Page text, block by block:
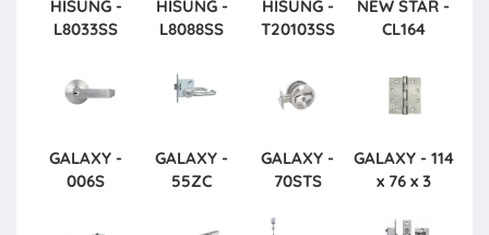
HISUNG -
L8033SS
HISUNG -
L8088SS
HISUNG -
T20103SS
NEW STAR -
CL164
GALAXY -
006S
GALAXY -
55ZC
GALAXY -
70STS
GALAXY - 114
x 76 x 3